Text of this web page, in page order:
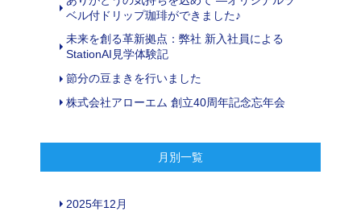
ベル付ドリップ珈琲ができました♪
未来を創る革新拠点：弊社 新入社員による
StationAI見学体験記
節分の豆まきを行いました
株式会社アローエム 創立40周年記念忘年会
月別一覧
2025年12月